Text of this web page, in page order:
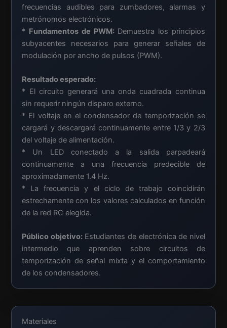
frecuencias audibles para zumbadores, alarmas y
metrónomos electrónicos.
* Fundamentos de PWM:Demuestra los principios
subyacentes necesarios para generar señales de
modulación por ancho de pulsos (PWM).
Resultado esperado:
* El circuito generará una onda cuadrada continua
sin requerir ningún disparo externo.
* El voltaje en el condensador de temporización se
cargará y descargará continuamente entre 1/3 y 2/3
del voltaje de alimentación.
* Un LED conectado a la salida parpadeará
continuamente a una frecuencia predecible de
aproximadamente 1.4 Hz.
* La frecuencia y el ciclo de trabajo coincidirán
estrechamente con los valores calculados en función
de la red RC elegida.
Público objetivo:Estudiantes de electrónica de nivel
intermedio que aprenden sobre circuitos de
temporización de señal mixta y el comportamiento
de los condensadores.
Materiales